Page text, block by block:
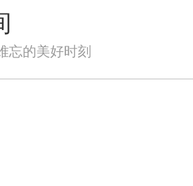
忘的美好时刻